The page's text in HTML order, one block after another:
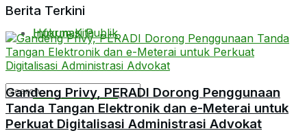
Hukum Kita
Informasi Publik
Informasi Publik
Berita Terkini
Gandeng Privy, PERADI Dorong Penggunaan
Tanda Tangan Elektronik dan e-Meterai untuk
Perkuat Digitalisasi Administrasi Advokat